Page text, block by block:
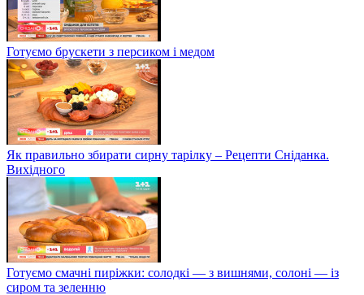
Готуємо брускети з персиком і медом
Як правильно збирати сирну тарілку – Рецепти Сніданка.
Вихідного
Готуємо смачні пиріжки: солодкі — з вишнями, солоні — із
сиром та зеленню